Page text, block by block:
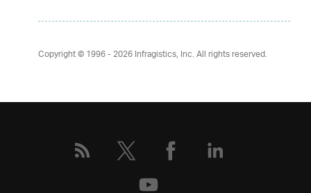
Copyright © 1996 - 2026Infragistics, Inc. All rights reserved.